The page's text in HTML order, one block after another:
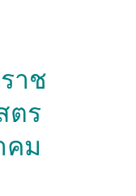
าช
ตร
คม